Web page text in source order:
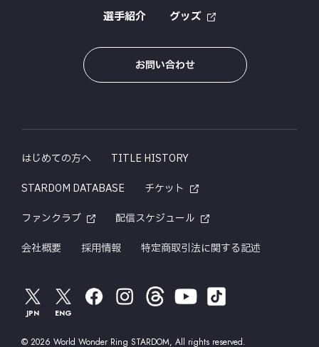
選手紹介 グッズ
お問い合わせ
はじめての方へ
TITLE HISTORY
STARDOM DATABASE
チケット
ファンクラブ
配信スケジュール
会社概要
採用情報 特定商取引法に関する記述
JPN ENG
© 2026 World Wonder Ring STARDOM, All rights reserved.